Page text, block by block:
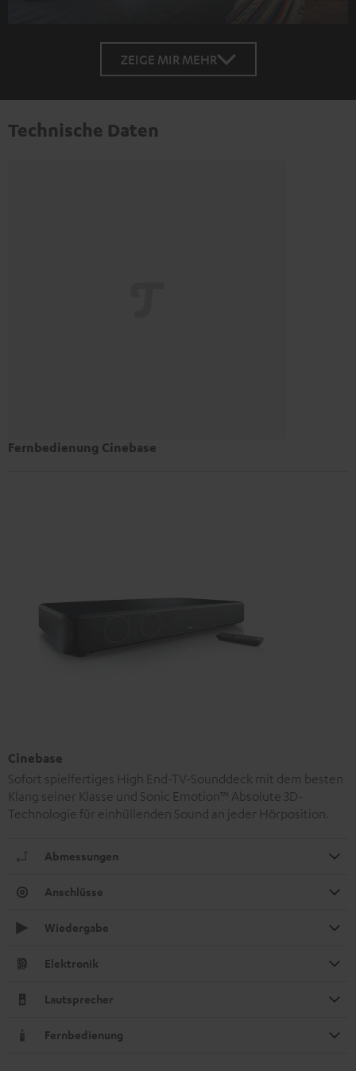
ZEIGE MIR MEHR
Technische Daten
Fernbedienung Cinebase
Cinebase
Sofort spielfertiges High End-TV-Sounddeck mit dem besten
Klang seiner Klasse und Sonic Emotion™ Absolute 3D-
Technologie für einhüllenden Sound an jeder Hörposition.
Abmessungen
Anschlüsse
Wiedergabe
Elektronik
Lautsprecher
Fernbedienung